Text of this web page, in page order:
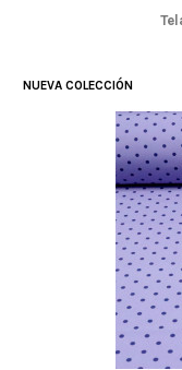
NUEVA COLECCIÓN